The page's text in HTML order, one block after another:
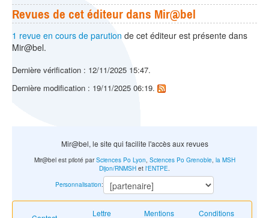
Revues de cet éditeur dans Mir@bel
1 revue en cours de parution de cet éditeur est présente dans
Mir@bel.
Dernière vérification : 12/11/2025 15:47.
Dernière modification : 19/11/2025 06:19.
Mir@bel, le site qui facilite l'accès aux revues
Lettre
Mentions
Conditions
Mir@bel est piloté parSciences Po Lyon, Sciences Po Grenoble, la MSH
Dijon/RNMSH et l'ENTPE.
Personnalisation: